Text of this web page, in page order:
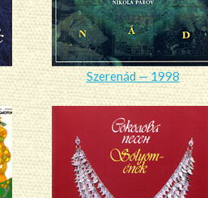
Szerenád — 1998